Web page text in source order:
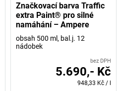
Značkovací barva Traffic
extra Paint® pro silné
namáhání – Ampere
obsah 500 ml, bal.j. 12
nádobek
bez DPH
5.690,- Kč
948,33 Kč /